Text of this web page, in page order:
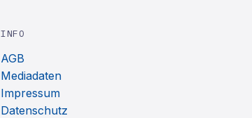
INFO
AGB
Mediadaten
Impressum
Datenschutz